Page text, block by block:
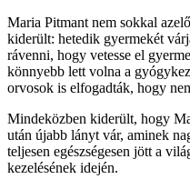
Maria Pitmant nem sokkal
kiderült: hetedik gyermekét
rávenni, hogy vetesse el
könnyebb lett volna a
orvosok is elfogadták, hogy
Mindeközben kiderült, hogy
után újabb lányt vár, aminek
teljesen egészségesen jött a
kezelésének idején.